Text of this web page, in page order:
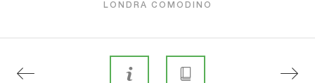
LONDRA COMODINO